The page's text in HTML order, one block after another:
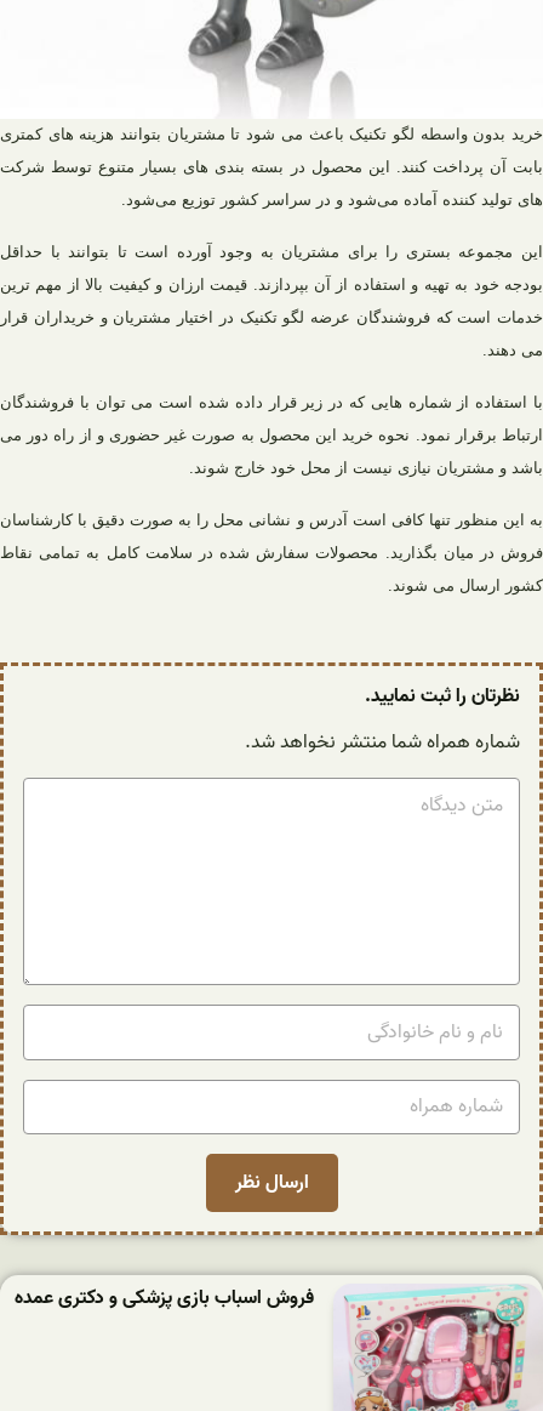
خرید بدون واسطه لگو تکنیک باعث می شود تا مشتریان بتوانند هزینه های کمتری
بابت آن پرداخت کنند. این محصول در بسته بندی های بسیار متنوع توسط شرکت
های تولید کننده آماده می‌شود و در سراسر کشور توزیع می‌شود.
این مجموعه بستری را برای مشتریان به وجود آورده است تا بتوانند با حداقل
بودجه خود به تهیه و استفاده از آن بپردازند. قیمت ارزان و کیفیت بالا از مهم ترین
خدمات است که فروشندگان عرضه لگو تکنیک در اختیار مشتریان و خریداران قرار
می دهند.
با استفاده از شماره هایی که در زیر قرار داده شده است می توان با فروشندگان
ارتباط برقرار نمود. نحوه خرید این محصول به صورت غیر حضوری و از راه دور می
باشد و مشتریان نیازی نیست از محل خود خارج شوند.
به این منظور تنها کافی است آدرس و نشانی محل را به صورت دقیق با کارشناسان
فروش در میان بگذارید. محصولات سفارش شده در سلامت کامل به تمامی نقاط
کشور ارسال می شوند.
نظرتان را ثبت نمایید.
شماره همراه شما منتشر نخواهد شد.
فروش اسباب بازی پزشکی و دکتری عمده